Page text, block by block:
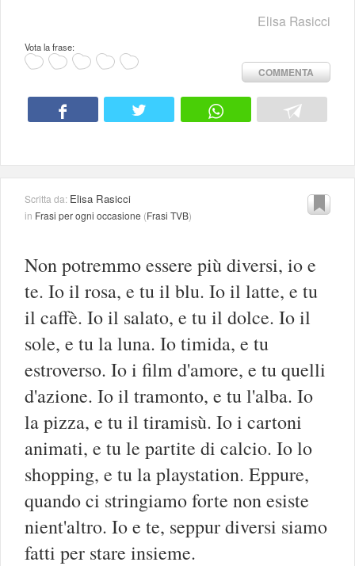
Elisa Rasicci
Vota la frase:
COMMENTA
Scritta da: Elisa Rasicci
in Frasi per ogni occasione (Frasi TVB)
Non potremmo essere più diversi, io e
te. Io il rosa, e tu il blu. Io il latte, e tu
il caffè. Io il salato, e tu il dolce. Io il
sole, e tu la luna. Io timida, e tu
estroverso. Io i film d'amore, e tu quelli
d'azione. Io il tramonto, e tu l'alba. Io
la pizza, e tu il tiramisù. Io i cartoni
animati, e tu le partite di calcio. Io lo
shopping, e tu la playstation. Eppure,
quando ci stringiamo forte non esiste
nient'altro. Io e te, seppur diversi siamo
fatti per stare insieme.